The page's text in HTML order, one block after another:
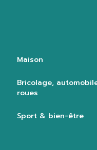
Maison
Bricolage,
roues
Sport & bien-être